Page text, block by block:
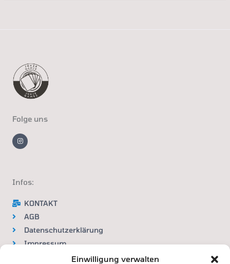
Einwilligung verwalten
Folge uns
n
s
t
m
Infos:
KONTAKT
AGB
Datenschutzerklärung
Impressum
Widerrufsbelehrung